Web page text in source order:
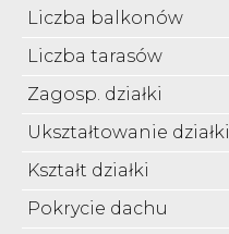
Liczba balkonów
Liczba tarasów
Zagosp. działki
Ukształtowanie działki
Kształt działki
Pokrycie dachu